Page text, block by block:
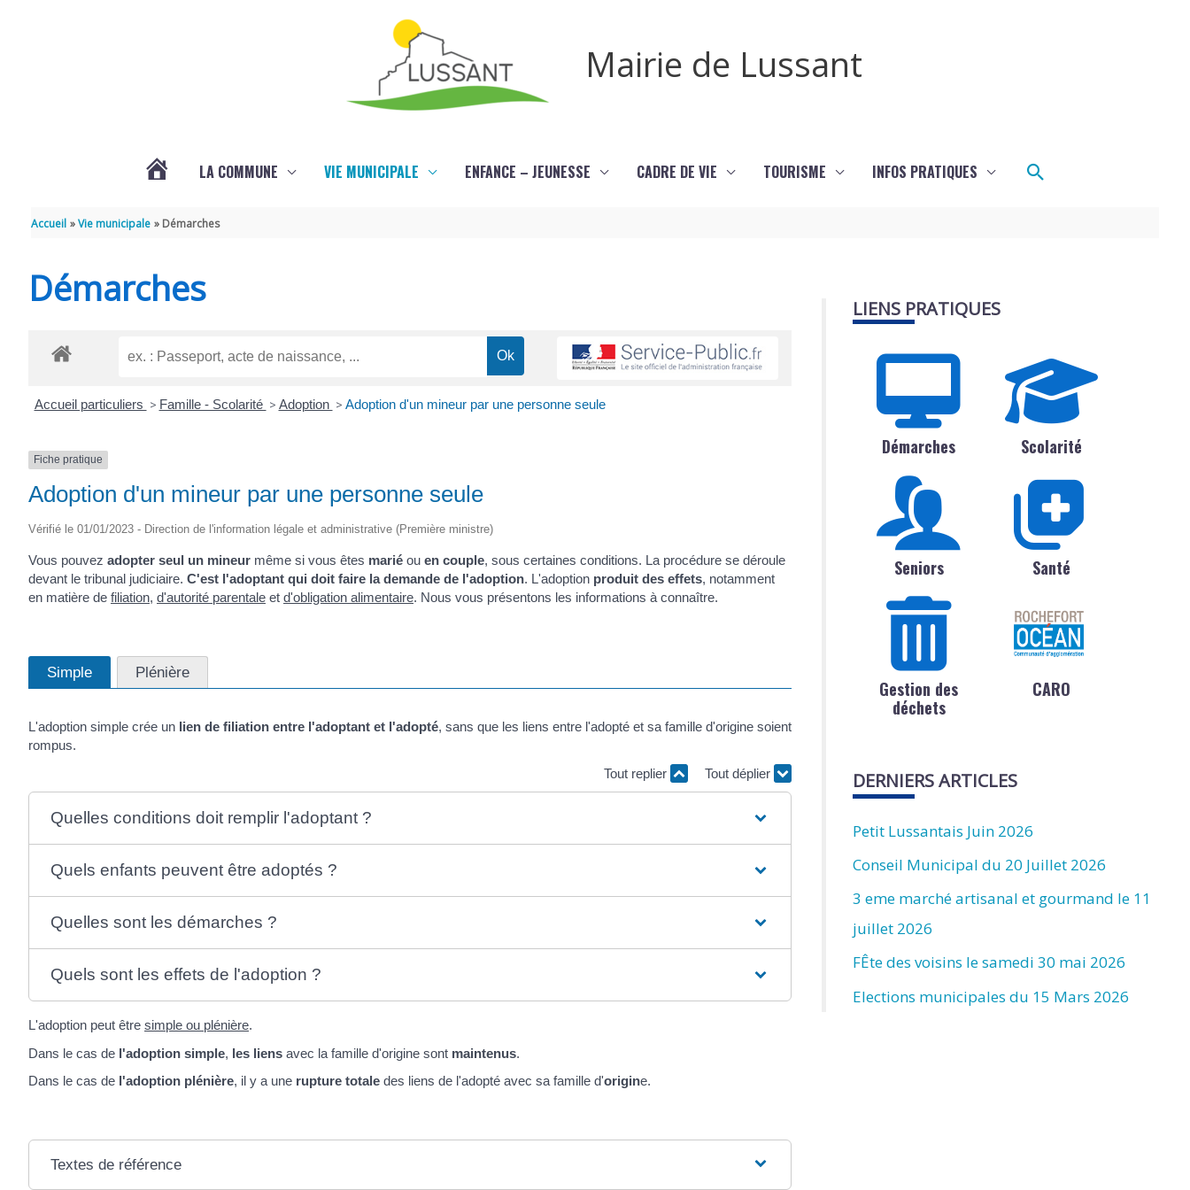
Mairie de Lussant
LA COMMUNE VIE MUNICIPALE ENFANCE – JEUNESSE CADRE DE VIE TOURISME INFOS PRATIQUES Rechercher
Accueil Vie municipale Démarches
Démarches
Accueil particuliers > Famille - Scolarité > Adoption > Adoption d'un mineur par une personne seule
Fiche pratique
Adoption d'un mineur par une personne seule
Vérifié le 01/01/2023 - Direction de l'information légale et administrative (Première ministre)
Vous pouvez adopter seul un mineur même si vous êtes marié ou en couple, sous certaines conditions. La procédure se déroule
devant le tribunal judiciaire. C'est l'adoptant qui doit faire la demande de l'adoption. L'adoption produit des effets, notamment
en matière de filiation, d'autorité parentale et d'obligation alimentaire. Nous vous présentons les informations à connaître.
Simple Plénière
L'adoption simple crée un lien de filiation entre l'adoptant et l'adopté, sans que les liens entre l'adopté et sa famille d'origine soient
rompus.
Tout replier
Tout déplier
Quelles conditions doit remplir l'adoptant ?
Quels enfants peuvent être adoptés ?
Quelles sont les démarches ?
Quels sont les effets de l'adoption ?
L'adoption peut être simple ou plénière.
Dans le cas de l'adoption simple, les liens avec la famille d'origine sont maintenus.
Dans le cas de l'adoption plénière, il y a une rupture totale des liens de l'adopté avec sa famille d'origine.
Textes de référence
LIENS PRATIQUES
Démarches Scolarité
Seniors Santé
Gestion des
déchets
CARO
DERNIERS ARTICLES
Petit Lussantais Juin 2026
Conseil Municipal du 20 Juillet 2026
3 eme marché artisanal et gourmand le 11
juillet 2026
FÊte des voisins le samedi 30 mai 2026
Elections municipales du 15 Mars 2026